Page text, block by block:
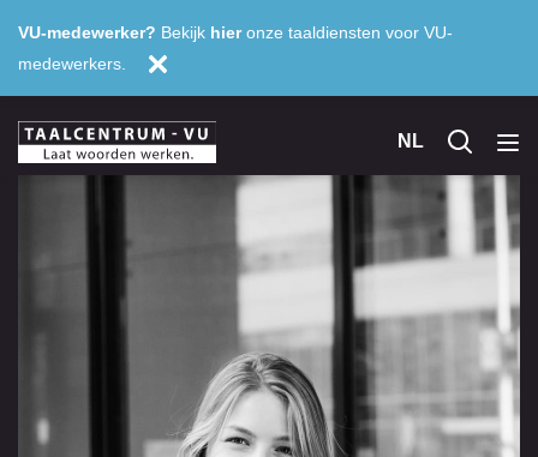
VU-medewerker? Bekijk hieronze taaldiensten voor VU-
medewerkers.
NL